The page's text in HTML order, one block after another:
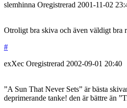
slemhinna Oregistrerad 2001-11-02
Otroligt bra skiva och även väldigt bra
#
exXec Oregistrerad 2002-09-01 20:40
”A Sun That Never Sets” är bästa
deprimerande tanke! den är bättre än